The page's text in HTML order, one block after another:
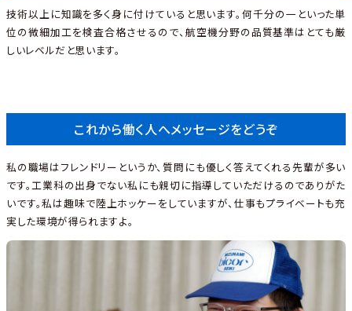
技術以上に知識を多く身に付けていると思います。何千分の一といった単
位の微細加工を検査合格させるので、航空機分野の品質基準はとても厳
しいレベルだと思います。
これから働く人へメッセージをどうぞ
私の職場はフレンドリーというか、質問にも優しく答えてくれる先輩が多い
です。工業科の出身でない私にも親切に指導していただけるのでありがた
いです。私は趣味で陸上ホッケーをしていますが、仕事もプライベートも充
実した環境が得られますよ。